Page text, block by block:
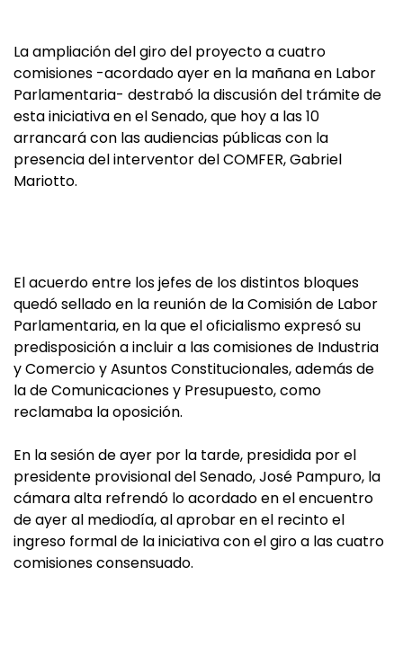
La ampliación del giro del proyecto a cuatro
comisiones -acordado ayer en la mañana en Labor
Parlamentaria- destrabó la discusión del trámite de
esta iniciativa en el Senado, que hoy a las 10
arrancará con las audiencias públicas con la
presencia del interventor del COMFER, Gabriel
Mariotto.
El acuerdo entre los jefes de los distintos bloques
quedó sellado en la reunión de la Comisión de Labor
Parlamentaria, en la que el oficialismo expresó su
predisposición a incluir a las comisiones de Industria
y Comercio y Asuntos Constitucionales, además de
la de Comunicaciones y Presupuesto, como
reclamaba la oposición.
En la sesión de ayer por la tarde, presidida por el
presidente provisional del Senado, José Pampuro, la
cámara alta refrendó lo acordado en el encuentro
de ayer al mediodía, al aprobar en el recinto el
ingreso formal de la iniciativa con el giro a las cuatro
comisiones consensuado.